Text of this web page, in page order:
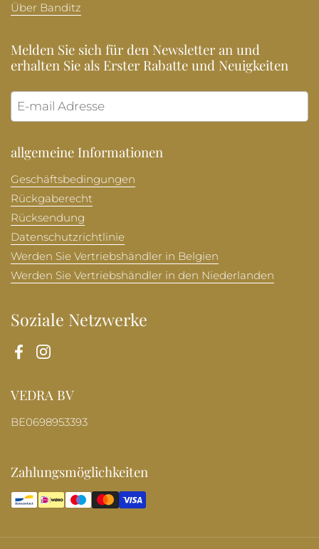
Über Banditz
Melden Sie sich für den Newsletter an und
erhalten Sie als Erster Rabatte und Neuigkeiten
allgemeine Informationen
Geschäftsbedingungen
Rückgaberecht
Rücksendung
Datenschutzrichtlinie
Werden Sie Vertriebshändler in Belgien
Werden Sie Vertriebshändler in den Niederlanden
Soziale Netzwerke
FacebookInstagram
VEDRA BV
BE0698953393
Zahlungsmöglichkeiten